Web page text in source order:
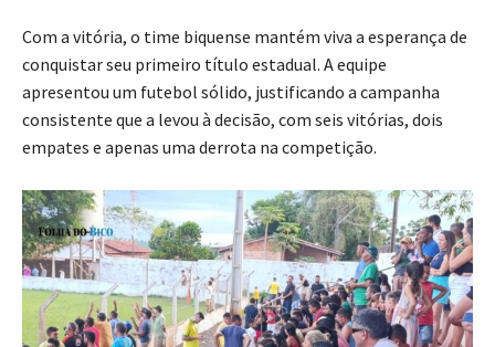
Com a vitória, o time biquense mantém viva a esperança de
conquistar seu primeiro título estadual. A equipe
apresentou um futebol sólido, justificando a campanha
consistente que a levou à decisão, com seis vitórias, dois
empates e apenas uma derrota na competição.